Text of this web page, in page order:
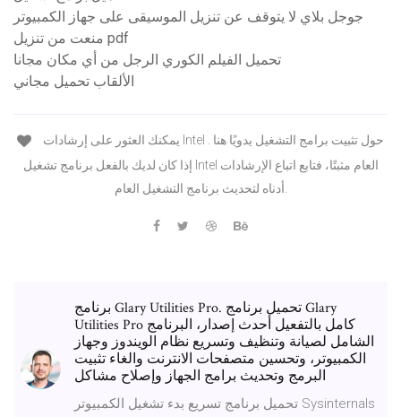
جوجل بلاي لا يتوقف عن تنزيل الموسيقى على جهاز الكمبيوتر
منعت من تنزيل pdf
تحميل الفيلم الكوري الرجل من أي مكان مجانا
الألقاب تحميل مجاني
إذا كان لديك بالفعل برنامج تشغيل Intel العام مثبتًا، فتابع اتباع الإرشادات
برنامج Glary Utilities Pro. تحميل برنامج Glary
Utilities Pro كامل بالتفعيل أحدث إصدار، البرنامج
الشامل لصيانة وتنظيف وتسريع نظام الويندوز وجهاز
الكمبيوتر، وتحسين متصفحات الانترنت والغاء تثبيت
البرمج وتحديث برامج الجهاز وإصلاح مشاكل
تحميل برنامج تسريع بدء تشغيل الكمبيوتر Sysinternals